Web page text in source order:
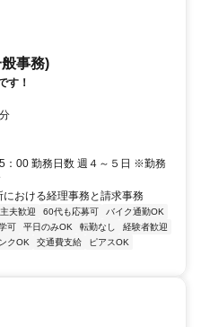
事務)
す！
：00 勤務日数 週４～５日 ※勤務
おける経理事務と請求事務
夫歓迎 60代も応募可
バイク通勤OK
可 平日のみOK 転勤なし
経験者歓迎
クOK 交通費支給
ピアスOK